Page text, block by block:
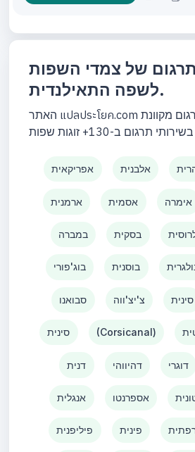
של צמדי השפות
לשפה התאילנדית.
האתר แปลประโยค.com הוא אפליקציית תרגום מקוונת
אפריקאית אלבנית
ארמנית אסמית אימרה
במברה בסקית
בוג'פורי בוסנית
סבואנו צ'יצ'ווה סינית
סינית (Corsicanal)
דנית דהיווהי דוגרי
אנגלית אספרנטו
פיליפנית פינית